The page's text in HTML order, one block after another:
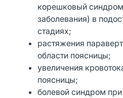
корешковый
заболевания) в
стадиях;
растяжения
области поясницы;
увеличения
поясницы;
болевой синдром